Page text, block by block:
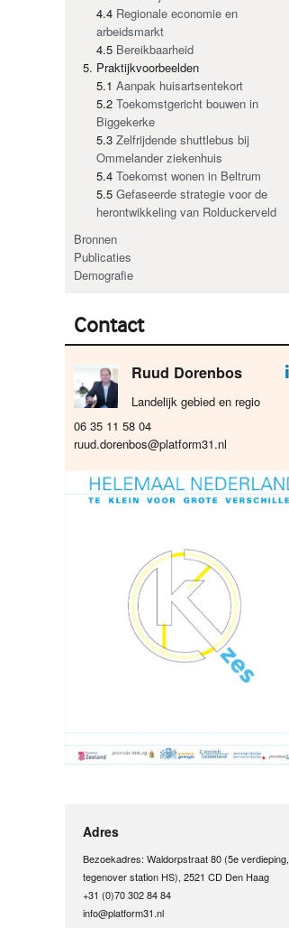
4.4 Regionale economie en
arbeidsmarkt
4.5 Bereikbaarheid
Praktijkvoorbeelden
5.1 Aanpak huisartsentekort
5.2 Toekomstgericht bouwen in
Biggekerke
5.3 Zelfrijdende shuttlebus bij
Ommelander ziekenhuis
5.4 Toekomst wonen in Beltrum
5.5 Gefaseerde strategie voor de
herontwikkeling van Rolduckerveld
Bronnen
Publicaties
Demografie
Contact
Ruud Dorenbos
Landelijk gebied en regio
06 35 11 58 04
ruud.dorenbos@platform31.nl
Adres
Bezoekadres: Waldorpstraat 80 (5e verdieping,
tegenover station HS), 2521 CD Den Haag
+31 (0)70 302 84 84
info@platform31.nl